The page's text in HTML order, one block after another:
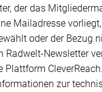
der das
Mailadresse
oder der Bezug
Radwelt-Newsletter
Plattform
zur